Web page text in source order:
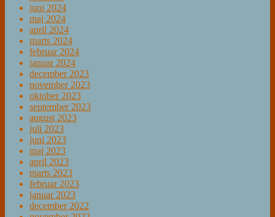
juni 2024
maj 2024
april 2024
marts 2024
februar 2024
januar 2024
december 2023
november 2023
oktober 2023
september 2023
august 2023
juli 2023
juni 2023
maj 2023
april 2023
marts 2023
februar 2023
januar 2023
december 2022